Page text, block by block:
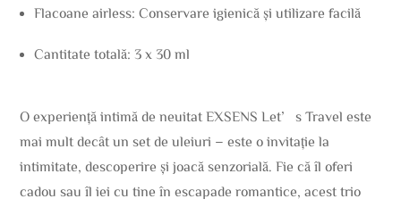
Flacoane airless: Conservare igienică și utilizare facilă
Cantitate totală: 3 x 30 ml
O experiență intimă de neuitat EXSENS Let’s Travel este
mai mult decât un set de uleiuri – este o invitație la
intimitate, descoperire și joacă senzorială. Fie că îl oferi
cadou sau îl iei cu tine în escapade romantice, acest trio